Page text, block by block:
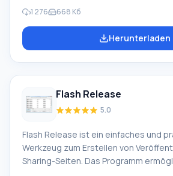
über 800 Spiele und Lernprogramme
Altersgruppen, und die Kataloge
aktualisiert. Es verfügt über eine
ist, dass Spiele automatisch auf die
aktualisiert werden (vom
1 276 668 Кб
Herunterladen
Flash Release
5.0
Flash Release ist ein einfaches und
Werkzeug zum Erstellen von
Sharing-Seiten. Das Programm